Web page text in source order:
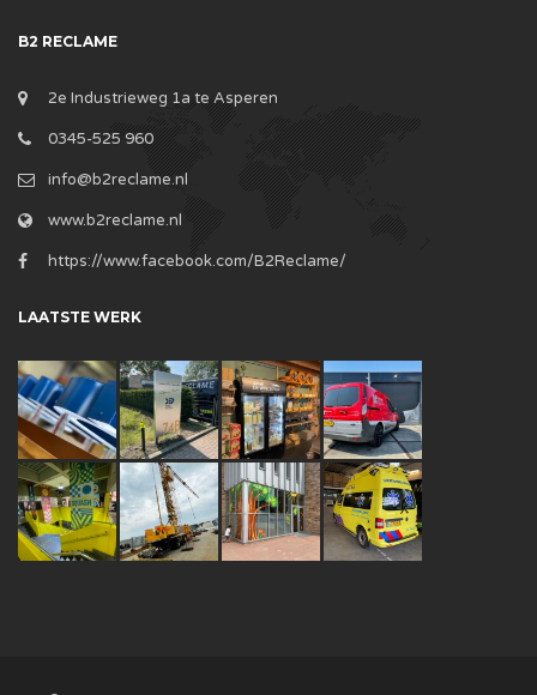
B2 RECLAME
2e Industrieweg 1a te Asperen
0345-525 960
info@b2reclame.nl
www.b2reclame.nl
https://www.facebook.com/B2Reclame/
LAATSTE WERK